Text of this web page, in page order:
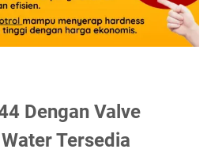
Dengan Valve
Tersedia